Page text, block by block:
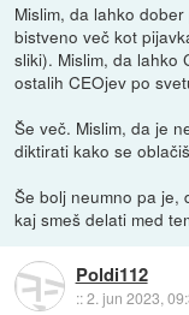
Mislim, da lahko
bistveno več kot
sliki). Mislim, da lahko
ostalih CEOjev po
Še več. Mislim, da je
diktirati kako se
Še bolj neumno pa je,
kaj smeš delati med
Poldi112
::2. jun 2023,